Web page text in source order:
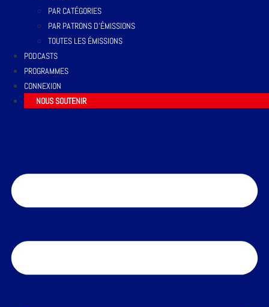
PAR CATÉGORIES
PAR PATRONS D’ÉMISSIONS
TOUTES LES ÉMISSIONS
PODCASTS
PROGRAMMES
CONNEXION
NOUS SOUTENIR